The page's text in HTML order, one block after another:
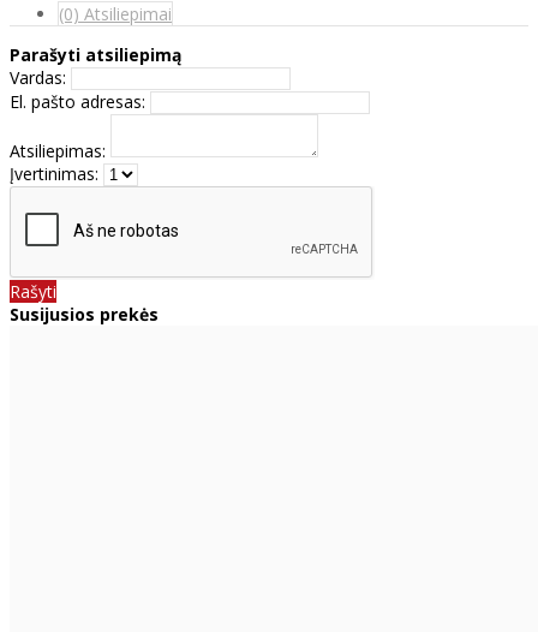
(0) Atsiliepimai
Parašyti atsiliepimą
Vardas:
El. pašto adresas:
Atsiliepimas:
Įvertinimas:
Rašyti
Susijusios prekės